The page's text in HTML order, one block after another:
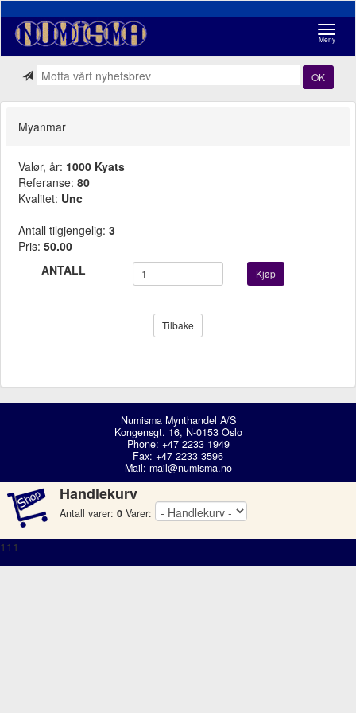
Meny
OK
Myanmar
Valør, år: 1000 Kyats
Referanse: 80
Kvalitet: Unc
Antall tilgjengelig: 3
Pris: 50.00
ANTALL
Kjøp
Tilbake
Numisma Mynthandel A/S
Kongensgt. 16, N-0153 Oslo
Phone: +47 2233 1949
Fax: +47 2233 3596
Mail: mail@numisma.no
Handlekurv
Antall varer: 0 Varer:
111